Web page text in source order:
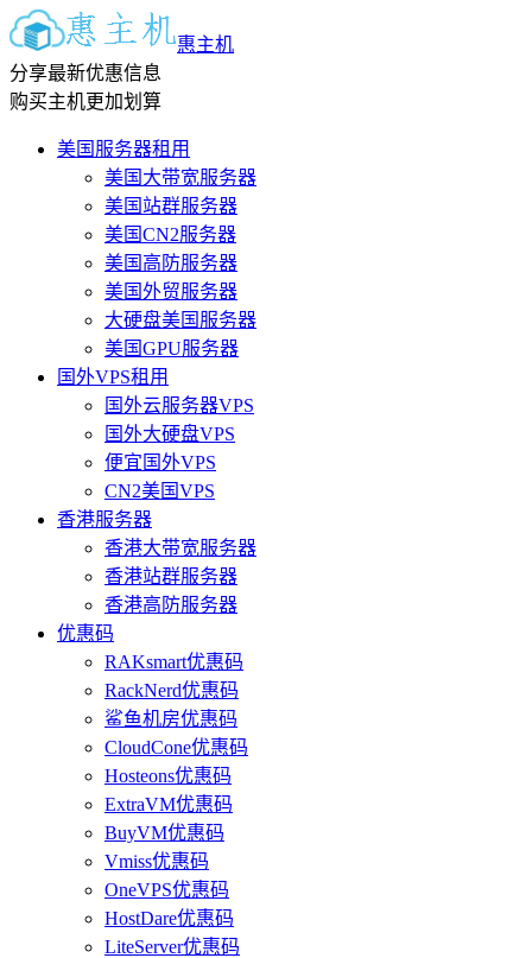
惠主机
分享最新优惠信息
购买主机更加划算
美国服务器租用
美国大带宽服务器
美国站群服务器
美国CN2服务器
美国高防服务器
美国外贸服务器
大硬盘美国服务器
美国GPU服务器
国外VPS租用
国外云服务器VPS
国外大硬盘VPS
便宜国外VPS
CN2美国VPS
香港服务器
香港大带宽服务器
香港站群服务器
香港高防服务器
优惠码
RAKsmart优惠码
RackNerd优惠码
鲨鱼机房优惠码
CloudCone优惠码
Hosteons优惠码
ExtraVM优惠码
BuyVM优惠码
Vmiss优惠码
OneVPS优惠码
HostDare优惠码
LiteServer优惠码